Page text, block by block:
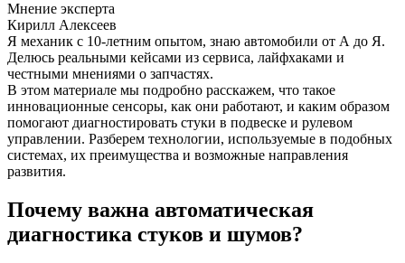
Мнение эксперта
Кирилл Алексеев
Я механик с 10-летним опытом, знаю автомобили от А до Я.
Делюсь реальными кейсами из сервиса, лайфхаками и
честными мнениями о запчастях.
В этом материале мы подробно расскажем, что такое
инновационные сенсоры, как они работают, и каким образом
помогают диагностировать стуки в подвеске и рулевом
управлении. Разберем технологии, используемые в подобных
системах, их преимущества и возможные направления
развития.
Почему важна автоматическая
диагностика стуков и шумов?